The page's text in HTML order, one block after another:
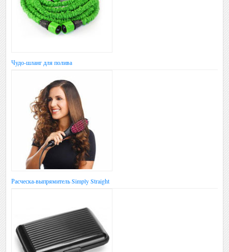
Чудо-шланг для полива
Расческа-выпрямитель Simply Straight